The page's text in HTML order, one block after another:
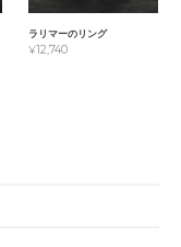
ラリマーのリング
¥12,740